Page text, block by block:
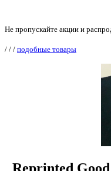
Не пропускайте акции и
/ / / подобные товары